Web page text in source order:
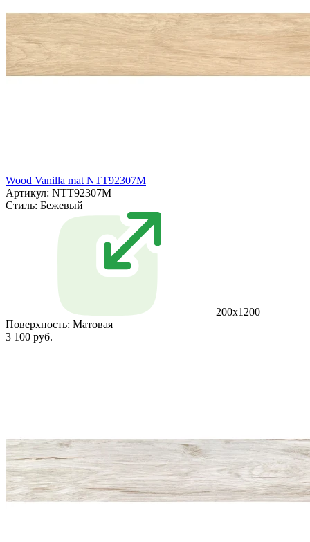
Wood Vanilla mat NTT92307M
Артикул: NTT92307M
Стиль: Бежевый
200x1200
Поверхность: Матовая
3 100 руб.